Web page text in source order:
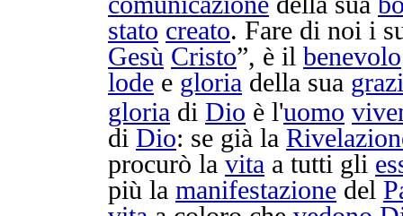
stato creato. Fare di noi i
Gesù Cristo”, è il benevolo
lode e gloria della sua
gloria di Dio è l'uomo
di Dio: se già la
procurò la vita a tutti gli
più la manifestazione del